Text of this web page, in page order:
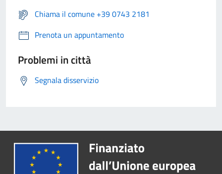
Chiama il comune +39 0743 2181
Prenota un appuntamento
Problemi in città
Segnala disservizio